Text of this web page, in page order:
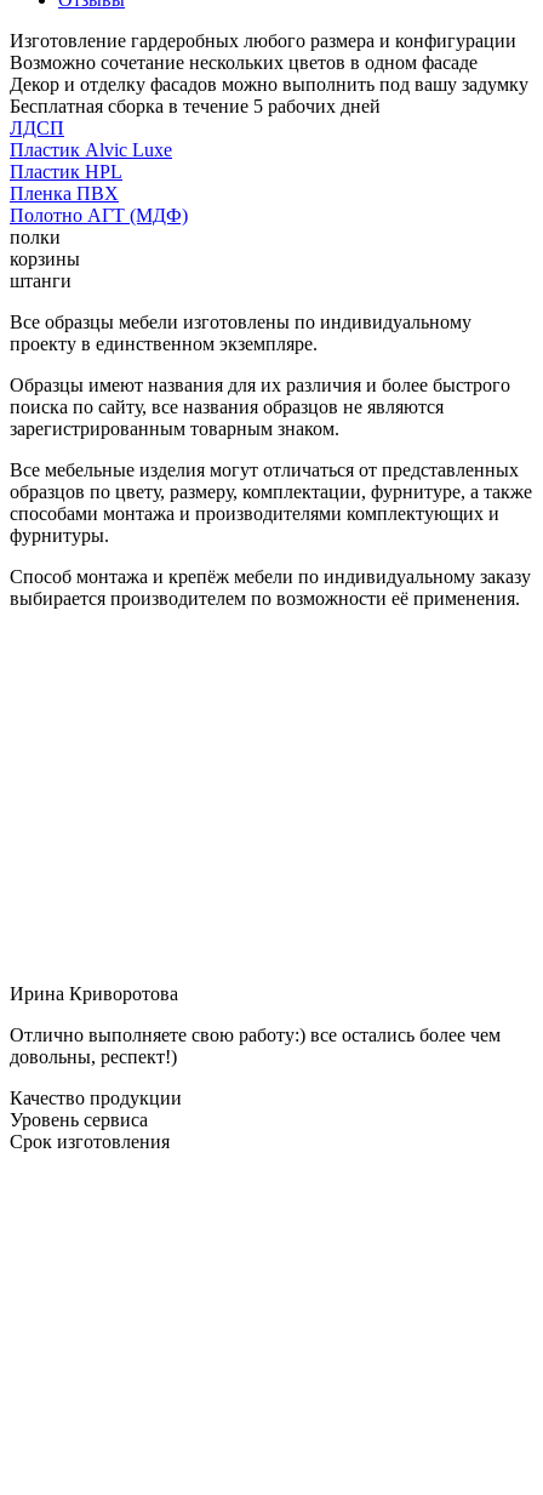
Изготовление гардеробных любого размера и конфигурации
Возможно сочетание нескольких цветов в одном фасаде
Декор и отделку фасадов можно выполнить под вашу задумку
Бесплатная сборка в течение 5 рабочих дней
ЛДСП
Пластик Alvic Luxe
Пластик HPL
Пленка ПВХ
Полотно АГТ (МДФ)
полки
корзины
штанги
Все образцы мебели изготовлены по индивидуальному
проекту в единственном экземпляре.
Образцы имеют названия для их различия и более быстрого
поиска по сайту, все названия образцов не являются
зарегистрированным товарным знаком.
Все мебельные изделия могут отличаться от представленных
образцов по цвету, размеру, комплектации, фурнитуре, а также
способами монтажа и производителями комплектующих и
фурнитуры.
Способ монтажа и крепёж мебели по индивидуальному заказу
выбирается производителем по возможности её применения.
Ирина Криворотова
Отлично выполняете свою работу:) все остались более чем
довольны, респект!)
Качество продукции
Уровень сервиса
Срок изготовления